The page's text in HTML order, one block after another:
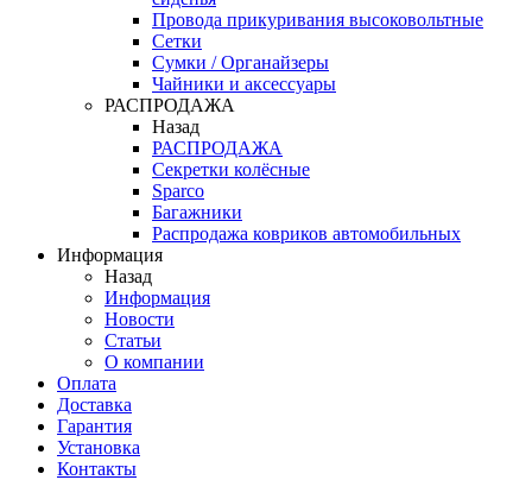
Провода прикуривания высоковольтные
Сетки
Сумки / Органайзеры
Чайники и аксессуары
РАСПРОДАЖА
Назад
РАСПРОДАЖА
Секретки колёсные
Sparco
Багажники
Распродажа ковриков автомобильных
Информация
Назад
Информация
Новости
Статьи
О компании
Оплата
Доставка
Гарантия
Установка
Контакты